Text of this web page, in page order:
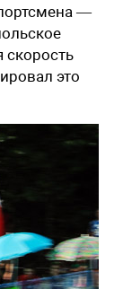
—
скорость
это